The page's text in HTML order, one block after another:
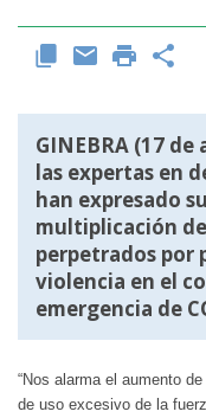
GINEBRA (17
las expertas en
han expresado
multiplicación
perpetrados por
violencia en el
emergencia de
“Nos alarma el aumento
de uso excesivo de la